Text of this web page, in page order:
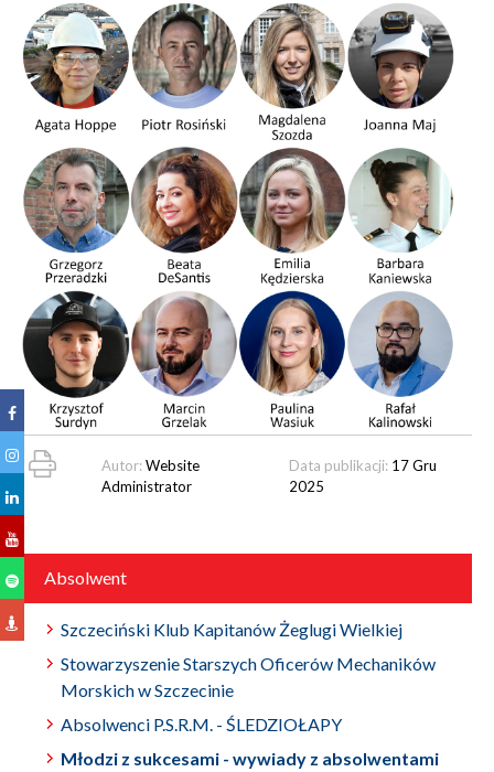
Absolwent
Szczeciński Klub Kapitanów Żeglugi Wielkiej
Stowarzyszenie Starszych Oficerów Mechaników
Morskich w Szczecinie
Absolwenci P.S.R.M. - ŚLEDZIOŁAPY
Młodzi z sukcesami - wywiady z absolwentami
Autor:Website
Administrator
Data publikacji: 17 Gru
2025